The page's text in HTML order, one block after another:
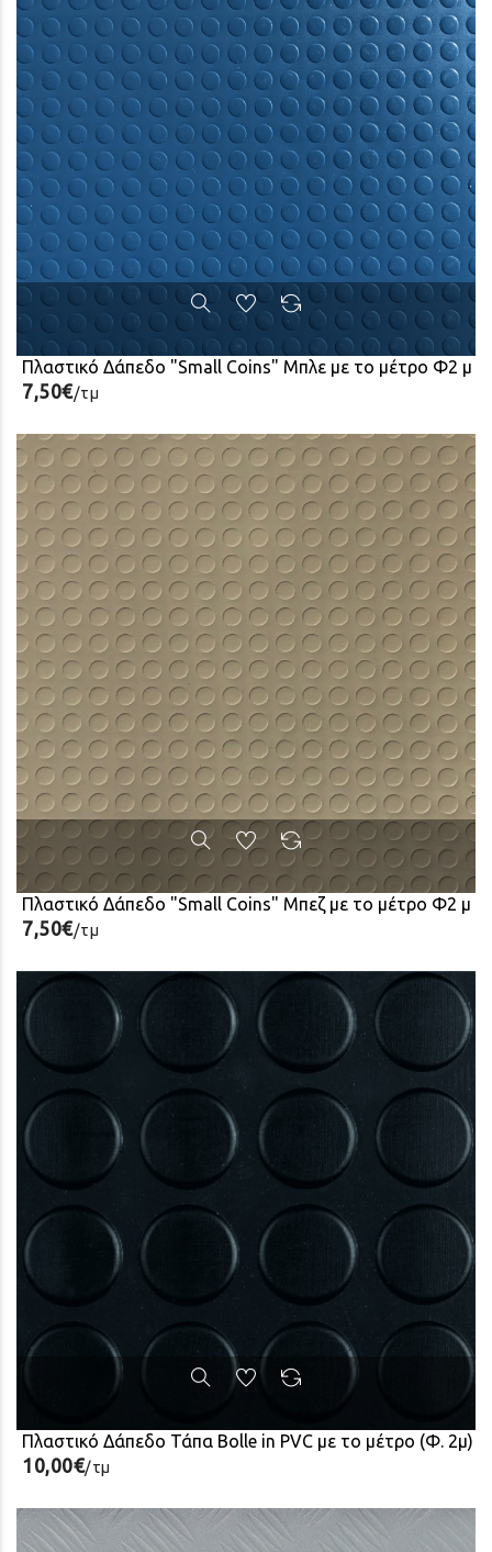
Πλαστικό Δάπεδο "Small Coins" Μπλε με το μέτρο Φ2 μ
7,50€/τμ
Πλαστικό Δάπεδο "Small Coins" Μπεζ με το μέτρο Φ2 μ
7,50€/τμ
Πλαστικό Δάπεδο Τάπα Bolle in PVC με το μέτρο (Φ. 2μ)
10,00€/τμ